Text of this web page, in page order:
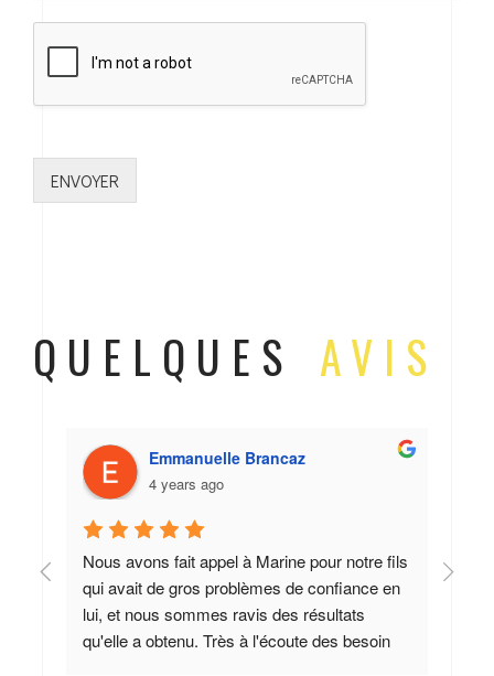
ENVOYER
QUELQUES AVIS
Emmanuelle Brancaz
4 years ago
Nous avons fait appel à Marine pour notre fils
qui avait de gros problèmes de confiance en
lui, et nous sommes ravis des résultats
qu'elle a obtenu. Très à l'écoute des besoin